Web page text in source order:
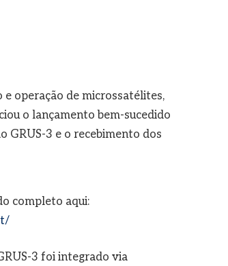
operação de microssatélites,
o lançamento bem-sucedido
GRUS-3 e o recebimento dos
completo aqui:
3 foi integrado via